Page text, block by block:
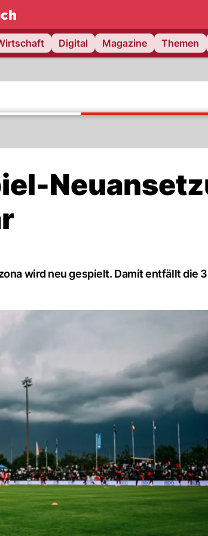
Digital Magazine Themen
wird neu gespielt. Damit entfällt die